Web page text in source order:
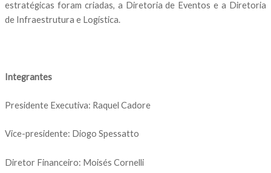
estratégicas foram criadas, a Diretoria de Eventos e a Diretoria
de Infraestrutura e Logística.
Integrantes
Presidente Executiva: Raquel Cadore
Vice-presidente: Diogo Spessatto
Diretor Financeiro: Moisés Cornelli